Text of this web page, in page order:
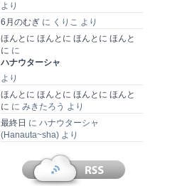
より
6月のむぎ に くりこ より
ほんとに ほんとに ほんとに ほんと
に に
ハナウターシャ
より
ほんとに ほんとに ほんとに ほんと
に に みきたろう より
最終日 に ハナウターシャ
(Hanauta~sha) より